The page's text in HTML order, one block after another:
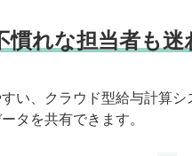
慣れな担当者も迷
い、クラウド型給与計算シ
タを共有できます。